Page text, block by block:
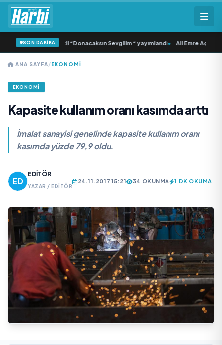
SON DAKİKA
Samlı ‘dan İkinci Tekli “Donacaksın Sevgilim “ yayımlandı• Ali Emre Açıkgöz
ANA SAYFA/EKONOMİ
EKONOMİ
Kapasite kullanım oranı kasımda arttı
İmalat sanayisi genelinde kapasite kullanım oranı
kasımda yüzde 79,9 oldu.
EDITÖR
YAZAR / EDITÖR
24.11.2017 15:21 34 OKUNMA 1 DK OKUMA